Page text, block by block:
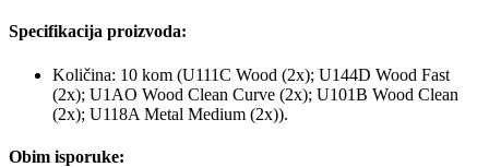
Specifikacija proizvoda:
Količina: 10 kom (U111C Wood (2x); U144D Wood Fast
(2x); U1AO Wood Clean Curve (2x); U101B Wood Clean
(2x); U118A Metal Medium (2x)).
Obim isporuke: